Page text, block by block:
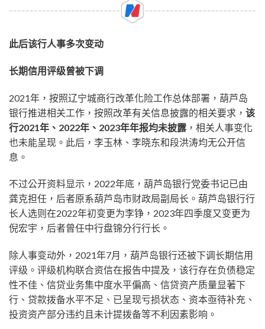
此后该行人事多次变动
长期信用评级曾被下调
2021年，按照辽宁城商行改革化险工作总体部署，葫芦岛
银行推进相关工作，按照改革有关信息披露的相关要求， 该
行2021年、2022年、2023年年报均未披露 ，相关人事变化
也未能呈现。此后，李玉林、李晓东和段洪涛均无公开信
息。
不过公开资料显示，2022年底，葫芦岛银行党委书记已由
龚克担任，后者原系葫芦岛市财政局副局长。葫芦岛银行行
长人选则在2022年初变更为李铮，2023年四季度又变更为
倪宏宇，后者曾任中行盘锦分行行长。
除人事变动外，2021年7月，葫芦岛银行还被下调长期信用
评级。评级机构联合资信在报告中提及，该行存在负债稳定
性不佳、信贷业务集中度水平偏高、信贷资产质量显著下
行、贷款拨备水平不足、已呈现亏损状态、资本亟待补充、
投资资产部分违约且未计提拨备等不利因素影响。